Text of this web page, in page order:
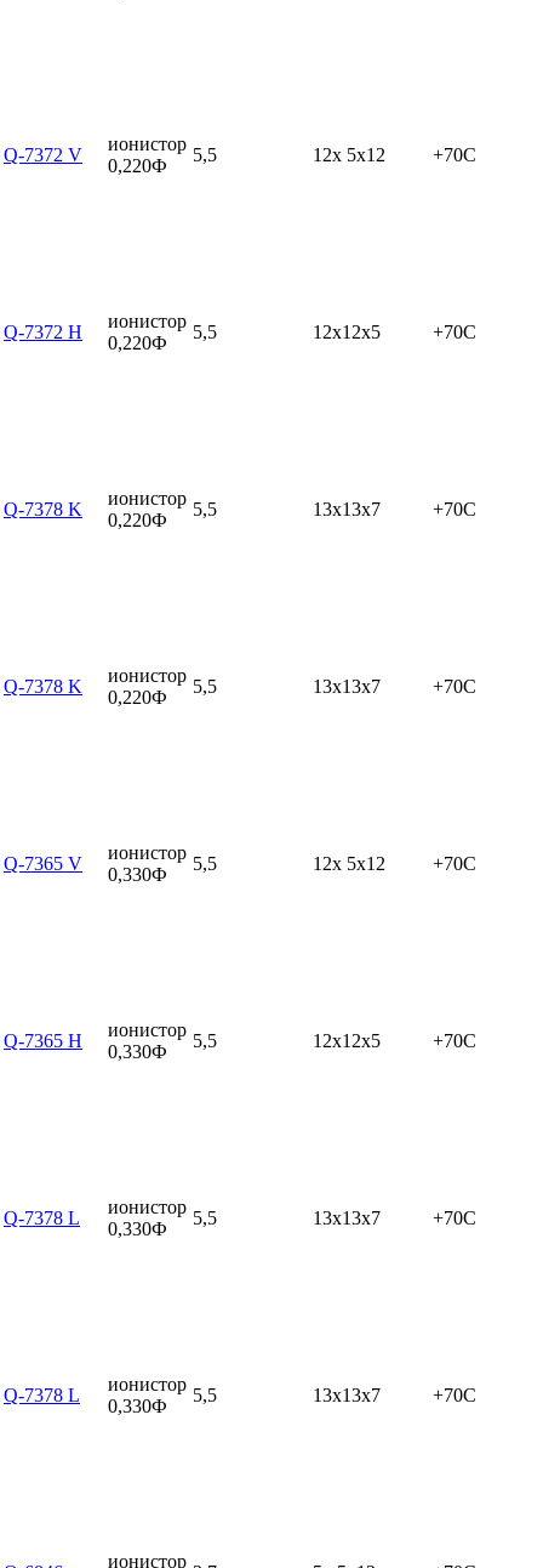
Q-7372 V
ионистор
0,220Ф
5,5 12x 5x12 +70C
Q-7372 H
ионистор
0,220Ф
5,5 12x12x5 +70C
Q-7378 K
ионистор
0,220Ф
5,5 13x13x7 +70C
Q-7378 K
ионистор
0,220Ф
5,5 13x13x7 +70C
Q-7365 V
ионистор
0,330Ф
5,5 12x 5x12 +70C
Q-7365 H
ионистор
0,330Ф
5,5 12x12x5 +70C
Q-7378 L
ионистор
0,330Ф
5,5 13x13x7 +70C
Q-7378 L
ионистор
0,330Ф
5,5 13x13x7 +70C
ионистор